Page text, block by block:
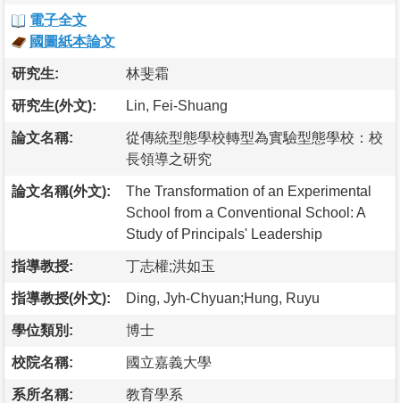
電子全文
國圖紙本論文
研究生: 林斐霜
研究生(外文): Lin, Fei-Shuang
論文名稱:
從傳統型態學校轉型為實驗型態學校：校
長領導之研究
論文名稱(外文):
The Transformation of an Experimental
School from a Conventional School: A
Study of Principals' Leadership
指導教授: 丁志權;洪如玉
指導教授(外文): Ding, Jyh-Chyuan;Hung, Ruyu
學位類別: 博士
校院名稱: 國立嘉義大學
系所名稱: 教育學系